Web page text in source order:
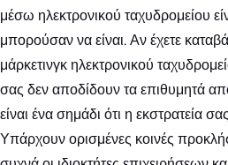
μέσω ηλεκτρονικού ταχυδρομείου
μπορούσαν να είναι. Αν έχετε
μάρκετινγκ ηλεκτρονικού
σας δεν αποδίδουν τα επιθυμητά
είναι ένα σημάδι ότι η εκστρατεία
Υπάρχουν ορισμένες κοινές